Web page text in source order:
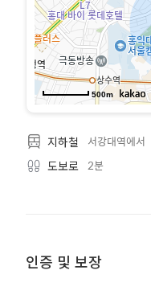
500m
지하철 서강대역에서
도보로 2분
인증 및 보장